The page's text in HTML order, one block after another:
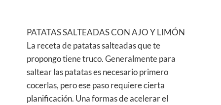
PATATAS SALTEADAS CON AJO Y LIMÓN
La receta de patatas salteadas que te
propongo tiene truco. Generalmente para
saltear las patatas es necesario primero
cocerlas, pero ese paso requiere cierta
planificación. Una formas de acelerar el